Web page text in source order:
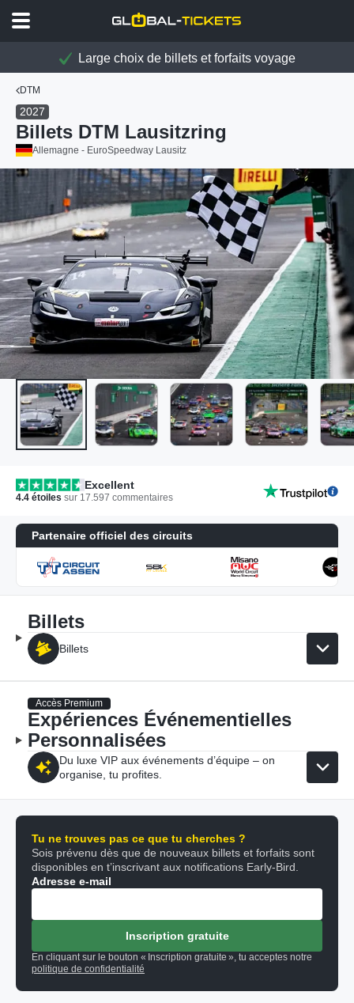
Large choix de billets et forfaits voyage
DTM
2027
Billets DTM Lausitzring
Allemagne - EuroSpeedway Lausitz
Excellent
4.4 étoiles sur 17.597 commentaires
Partenaire officiel des circuits
Billets
Billets
Accès Premium
Expériences Événementielles
Personnalisées
Du luxe VIP aux événements d’équipe – on
organise, tu profites.
Tu ne trouves pas ce que tu cherches ?
Sois prévenu dès que de nouveaux billets et forfaits sont
disponibles en t’inscrivant aux notifications Early-Bird.
Adresse e-mail
Inscription gratuite
En cliquant sur le bouton « Inscription gratuite », tu acceptes notre
politique de confidentialité